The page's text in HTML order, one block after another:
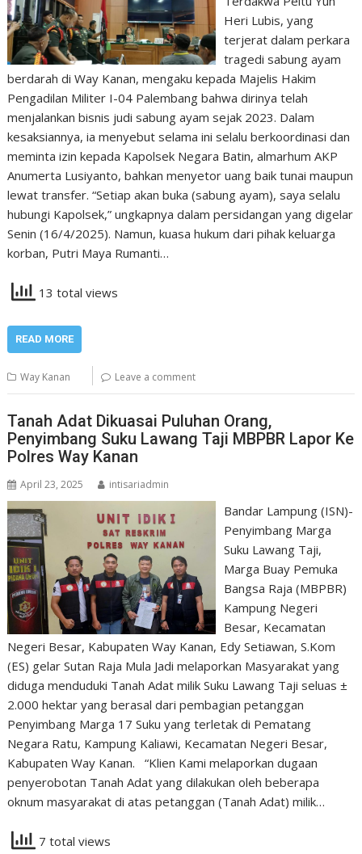
Heri Lubis, yang
terjerat dalam perkara
tragedi sabung ayam
berdarah di Way Kanan, mengaku kepada Majelis Hakim
Pengadilan Militer I-04 Palembang bahwa dirinya telah
menjalankan bisnis judi sabung ayam sejak 2023. Dalam
kesaksiannya, ia menyebut selama ini selalu berkoordinasi dan
meminta izin kepada Kapolsek Negara Batin, almarhum AKP
Anumerta Lusiyanto, bahkan menyetor uang baik tunai maupun
lewat transfer. “Setiap akan buka (sabung ayam), saya selalu
hubungi Kapolsek,” ungkapnya dalam persidangan yang digelar
Senin (16/4/2025). Namun, kuasa hukum dari pihak keluarga
korban, Putri Maya Rumanti…
13 total views
READ MORE
Way Kanan Leave a comment
Tanah Adat Dikuasai Puluhan Orang,
Penyimbang Suku Lawang Taji MBPBR Lapor Ke
Polres Way Kanan
April 23, 2025 intisariadmin
Bandar Lampung (ISN)-
Penyimbang Marga
Suku Lawang Taji,
Marga Buay Pemuka
Bangsa Raja (MBPBR)
Kampung Negeri
Besar, Kecamatan
Negeri Besar, Kabupaten Way Kanan, Edy Setiawan, S.Kom
(ES) gelar Sutan Raja Mula Jadi melaporkan Masyarakat yang
diduga menduduki Tanah Adat milik Suku Lawang Taji seluas ±
2.000 hektar yang berasal dari pembagian petanggan
Penyimbang Marga 17 Suku yang terletak di Pematang
Negara Ratu, Kampung Kaliawi, Kecamatan Negeri Besar,
Kabupaten Way Kanan. “Klien Kami melaporkan dugaan
penyerobotan Tanah Adat yang dilakukan oleh beberapa
oknum masyarakat di atas petanggan (Tanah Adat) milik…
7 total views